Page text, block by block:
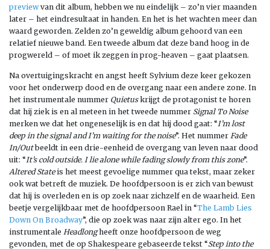
previewvan dit album, hebben we nu eindelijk – zo’n vier maanden
later – het eindresultaat in handen. En het is het wachten meer dan
waard geworden. Zelden zo’n geweldig album gehoord van een
relatief nieuwe band. Een tweede album dat deze band hoog in de
progwereld – of moet ik zeggen in prog-heaven – gaat plaatsen.
Na overtuigingskracht en angst heeft Sylvium deze keer gekozen
voor het onderwerp dood en de overgang naar een andere zone. In
het instrumentale nummer Quietuskrijgt de protagonist te horen
dat hij ziek is en al meteen in het tweede nummer Signal To Noise
merken we dat het ongeneselijk is en dat hij dood gaat: “ I’m lost
deep in the signal and I’m waiting for the noise”. Het nummer Fade
In/Outbeeldt in een drie-eenheid de overgang van leven naar dood
uit: “ It’s cold outside. I lie alone while fading slowly from this zone”.
Altered Stateis het meest gevoelige nummer qua tekst, maar zeker
ook wat betreft de muziek. De hoofdpersoon is er zich van bewust
dat hij is overleden en is op zoek naar zichzelf en de waarheid. Een
beetje vergelijkbaar met de hoofdpersoon Rael in “The Lamb Lies
Down On Broadway”, die op zoek was naar zijn alter ego. In het
instrumentale Headlongheeft onze hoofdpersoon de weg
gevonden, met de op Shakespeare gebaseerde tekst “Step into the